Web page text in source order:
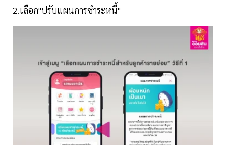
2.เลือก"ปรับแผนการชำระหนี้"